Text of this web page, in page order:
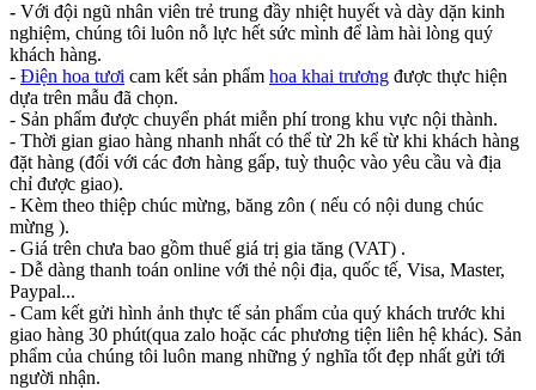
- Với đội ngũ nhân viên trẻ trung đầy nhiệt huyết và dày dặn kinh
nghiệm, chúng tôi luôn nỗ lực hết sức mình để làm hài lòng quý
khách hàng.
- Điện hoa tươi cam kết sản phẩm hoa khai trương được thực hiện
dựa trên mẫu đã chọn.
- Sản phẩm được chuyển phát miễn phí trong khu vực nội thành.
- Thời gian giao hàng nhanh nhất có thể từ 2h kể từ khi khách hàng
đặt hàng (đối với các đơn hàng gấp, tuỳ thuộc vào yêu cầu và địa
chỉ được giao).
- Kèm theo thiệp chúc mừng, băng zôn ( nếu có nội dung chúc
mừng ).
- Giá trên chưa bao gồm thuế giá trị gia tăng (VAT) .
- Dễ dàng thanh toán online với thẻ nội địa, quốc tế, Visa, Master,
Paypal...
- Cam kết gửi hình ảnh thực tế sản phẩm của quý khách trước khi
giao hàng 30 phút(qua zalo hoặc các phương tiện liên hệ khác). Sản
phẩm của chúng tôi luôn mang những ý nghĩa tốt đẹp nhất gửi tới
người nhận.